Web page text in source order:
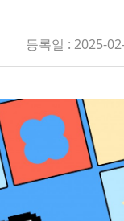
등록일 : 2025-